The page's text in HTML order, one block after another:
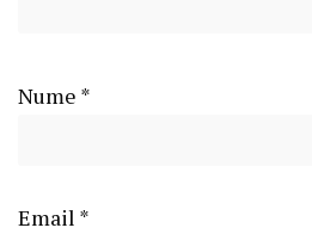
Nume *
Email *